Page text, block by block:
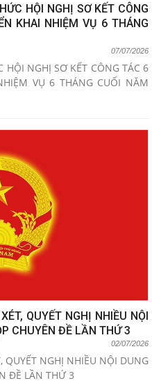
HỘI NGHỊ SƠ KẾT CÔNG
KHAI NHIỆM VỤ 6 THÁNG
07/07/2026
HỘI NGHỊ SƠ KẾT CÔNG TÁC 6
VỤ 6 THÁNG CUỐI NĂM
QUYẾT NGHỊ NHIỀU NỘI
CHUYÊN ĐỀ LẦN THỨ 3
02/07/2026
QUYẾT NGHỊ NHIỀU NỘI DUNG
ĐỀ LẦN THỨ 3